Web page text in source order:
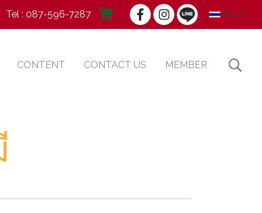
Tel : 087-596-7287 TH
CONTENT CONTACT US MEMBER